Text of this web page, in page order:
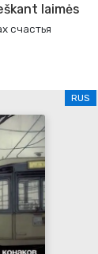
laimės
счастья
RUS